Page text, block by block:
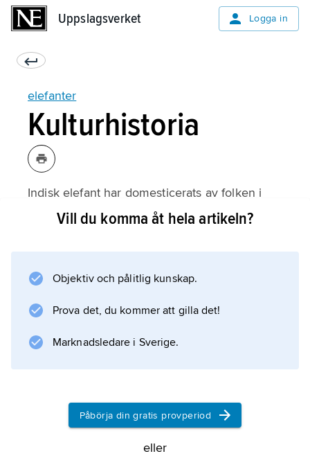
Uppslagsverket Logga in
elefanter
Kulturhistoria
Indisk elefant har domesticerats av folken i
Asien sedan ca 5 000 år. Den har betydligt
mahouten
. Själva infångandet kan ske enligt olika
infångning av ett
Information om artikeln
Vill du komma åt hela artikeln?
Objektiv och pålitlig kunskap.
Prova det, du kommer att gilla det!
Marknadsledare i Sverige.
Påbörja din gratis provperiod
eller